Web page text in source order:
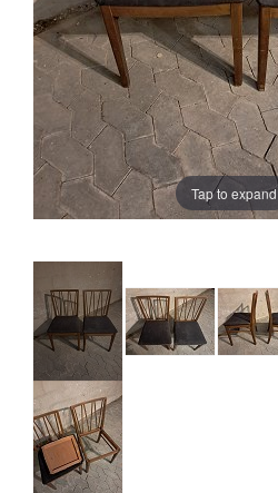
Tap to expand